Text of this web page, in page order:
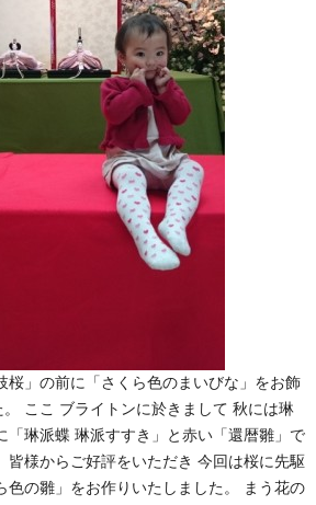
桜」の前に「さくら色のまいびな」をお飾
。 ここ ブライトンに於きまして 秋には琳
「琳派蝶 琳派すすき」と赤い「還暦雛」で
皆様からご好評をいただき 今回は桜に先駆
色の雛」をお作りいたしました。 まう花の